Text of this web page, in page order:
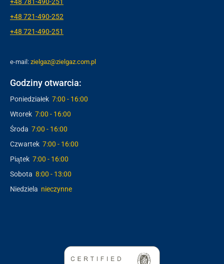
+48 721-490-252
+48 721-490-251
e-mail: zielgaz@zielgaz.com.pl
Godziny otwarcia:
Poniedziałek 7:00 - 16:00
Wtorek 7:00 - 16:00
Środa 7:00 - 16:00
Czwartek 7:00 - 16:00
Piątek 7:00 - 16:00
Sobota 8:00 - 13:00
Niedziela nieczynne